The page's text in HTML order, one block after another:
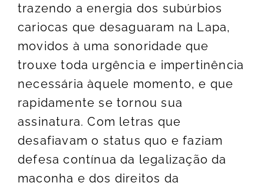
trazendo a energia dos subúrbios
cariocas que desaguaram na Lapa,
movidos à uma sonoridade que
trouxe toda urgência e impertinência
necessária àquele momento, e que
rapidamente se tornou sua
assinatura. Com letras que
desafiavam o status quo e faziam
defesa contínua da legalização da
maconha e dos direitos da